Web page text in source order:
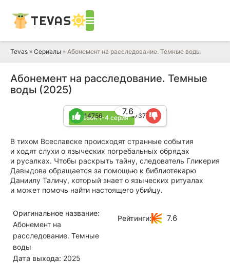
TEVAS
Tevas » Сериалы » Абонемент на расследование. Темные воды
Абонемент на расследование. Темные
воды (2025)
1 сезон 1-4 серия
7.6
14756 4737
В тихом Всеславске происходят странные события
и ходят слухи о языческих погребальных обрядах
и русалках. Чтобы раскрыть тайну, следователь Гликерия
Давыдова обращается за помощью к библиотекарю
Даниилу Таличу, который знает о языческих ритуалах
и может помочь найти настоящего убийцу.
Оригинальное название:
Абонемент на
расследование. Темные
воды
Дата выхода: 2025
Рейтинги: 7.6